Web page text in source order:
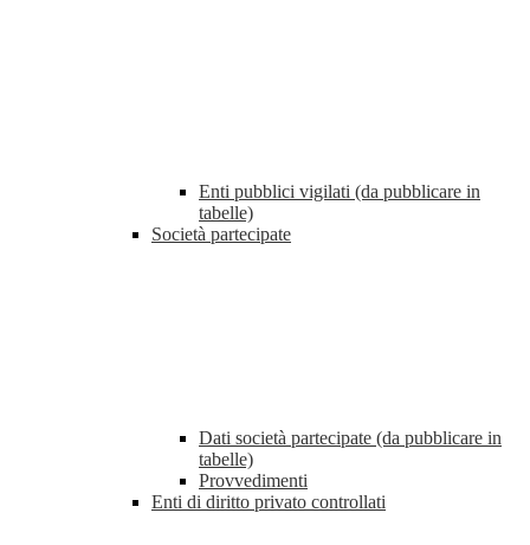
Enti pubblici vigilati (da pubblicare in
tabelle)
Società partecipate
Dati società partecipate (da pubblicare in
tabelle)
Provvedimenti
Enti di diritto privato controllati